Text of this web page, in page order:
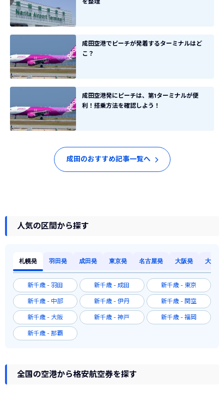
を整理
成田空港でピーチが発着するターミナルはど
こ？
成田空港発にピーチは、第1ターミナルが便
利！搭乗方法を確認しよう！
成田のおすすめ記事一覧へ
人気の区間から探す
札幌発 羽田発 成田発 東京発 名古屋発 大阪発 大阪発
新千歳 - 羽田 新千歳 - 成田 新千歳 - 東京
新千歳 - 中部 新千歳 - 伊丹 新千歳 - 関空
新千歳 - 大阪 新千歳 - 神戸 新千歳 - 福岡
新千歳 - 那覇
全国の空港から格安航空券を探す